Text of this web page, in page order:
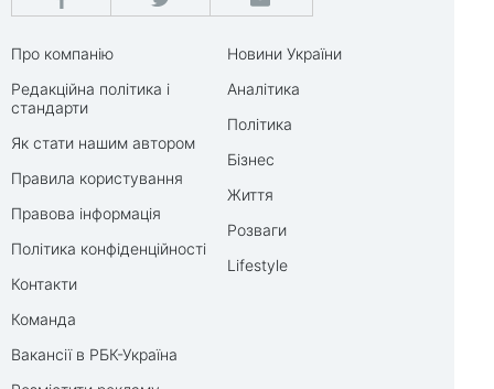
Про компанію
Редакційна політика і
стандарти
Як стати нашим автором
Правила користування
Правова інформація
Політика конфіденційності
Контакти
Команда
Вакансії в РБК-Україна
Новини України
Аналітика
Політика
Бізнес
Життя
Розваги
Lifestyle